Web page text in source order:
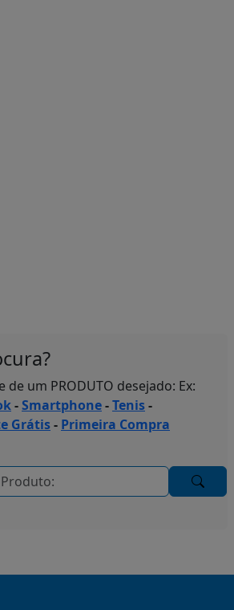
de um PRODUTO desejado: Ex:
-Smartphone-Tenis-
Grátis- Primeira Compra